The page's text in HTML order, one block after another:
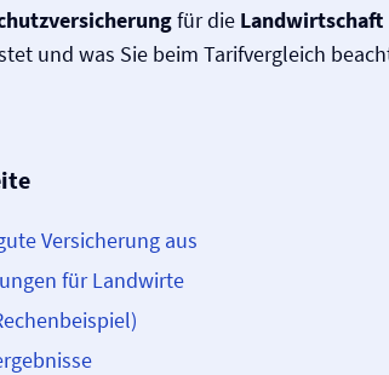
für die Landwirtschaft
und was Sie beim Tarifvergleich
Versicherung aus
für Landwirte